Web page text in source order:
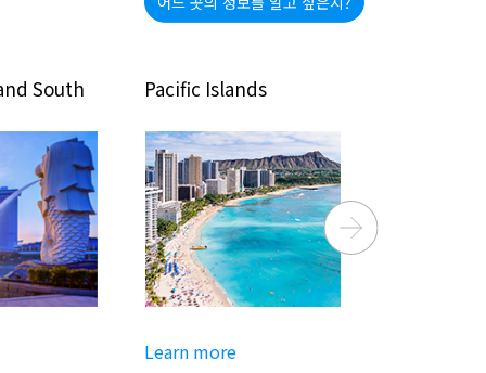
Pacific Islands North America
Next